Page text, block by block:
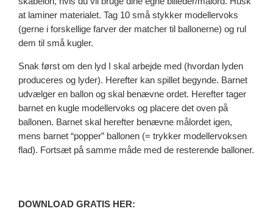
at laminer materialet. Tag 10 små stykker modellervoks
(gerne i forskellige farver der matcher til ballonerne) og rul
dem til små kugler.
Snak først om den lyd I skal arbejde med (hvordan lyden
produceres og lyder). Herefter kan spillet begynde. Barnet
udvælger en ballon og skal benævne ordet. Herefter tager
barnet en kugle modellervoks og placere det oven på
ballonen. Barnet skal herefter benævne målordet igen,
mens barnet “popper” ballonen (= trykker modellervoksen
flad). Fortsæt på samme måde med de resterende balloner.
DOWNLOAD GRATIS HER: